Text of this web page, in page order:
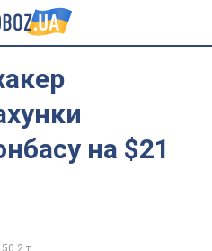
на $21
50,2 т.